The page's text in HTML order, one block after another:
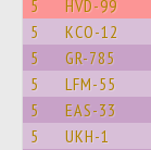
5 HVD-99
5 KCO-12
5 GR-785
5 LFM-55
5 EAS-33
5 UKH-1